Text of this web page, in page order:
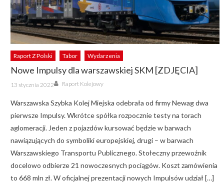
Raport Z Polski Tabor Wydarzenia
Nowe Impulsy dla warszawskiej SKM [ZDJĘCIA]
Posted
on
13 stycznia 2022 Author
Raport Kolejowy
Warszawska Szybka Kolej Miejska odebrała od firmy Newag dwa
pierwsze Impulsy. Wkrótce spółka rozpocznie testy na torach
aglomeracji. Jeden z pojazdów kursować będzie w barwach
nawiązujących do symboliki europejskiej, drugi – w barwach
Warszawskiego Transportu Publicznego. Stołeczny przewoźnik
docelowo odbierze 21 nowoczesnych pociągów. Koszt zamówienia
to 668 mln zł. W oficjalnej prezentacji nowych Impulsów udział […]